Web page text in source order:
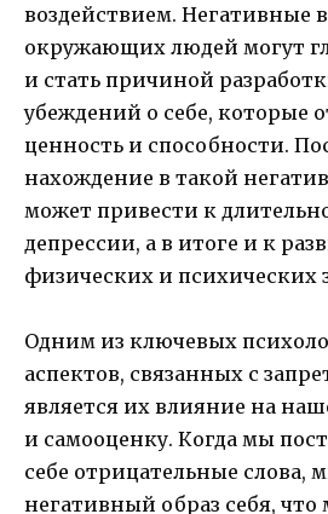
воздействием. Негативные
окружающих людей могут
и стать причиной
убеждений о себе, которые
ценность и способности.
нахождение в такой
может привести к
депрессии, а в итоге и к
физических и психических
Одним из ключевых
аспектов, связанных с
является их влияние на
и самооценку. Когда мы
себе отрицательные слова,
негативный образ себя,